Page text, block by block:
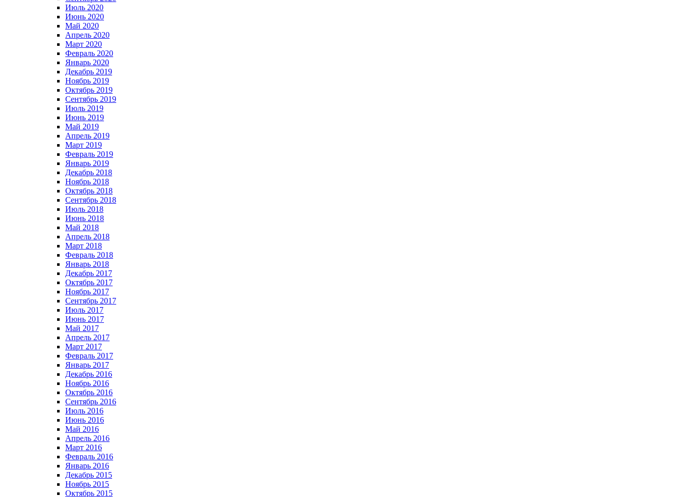
Июль 2020
Июнь 2020
Май 2020
Апрель 2020
Март 2020
Февраль 2020
Январь 2020
Декабрь 2019
Ноябрь 2019
Октябрь 2019
Сентябрь 2019
Июль 2019
Июнь 2019
Май 2019
Апрель 2019
Март 2019
Февраль 2019
Январь 2019
Декабрь 2018
Ноябрь 2018
Октябрь 2018
Сентябрь 2018
Июль 2018
Июнь 2018
Май 2018
Апрель 2018
Март 2018
Февраль 2018
Январь 2018
Декабрь 2017
Октябрь 2017
Ноябрь 2017
Сентябрь 2017
Июль 2017
Июнь 2017
Май 2017
Апрель 2017
Март 2017
Февраль 2017
Январь 2017
Декабрь 2016
Ноябрь 2016
Октябрь 2016
Сентябрь 2016
Июль 2016
Июнь 2016
Май 2016
Апрель 2016
Март 2016
Февраль 2016
Январь 2016
Декабрь 2015
Ноябрь 2015
Октябрь 2015